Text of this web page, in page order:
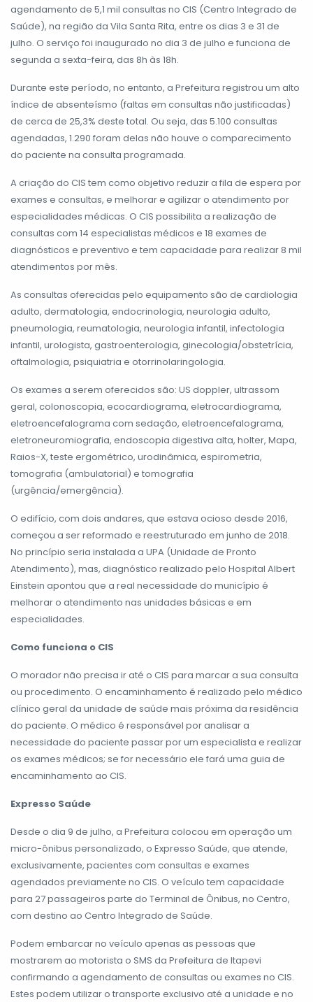
agendamento de 5,1 mil consultas no CIS (Centro Integrado de
Saúde), na região da Vila Santa Rita, entre os dias 3 e 31 de
julho. O serviço foi inaugurado no dia 3 de julho e funciona de
segunda a sexta-feira, das 8h às 18h.
Durante este período, no entanto, a Prefeitura registrou um alto
índice de absenteísmo (faltas em consultas não justificadas)
de cerca de 25,3% deste total. Ou seja, das 5.100 consultas
agendadas, 1.290 foram delas não houve o comparecimento
do paciente na consulta programada.
A criação do CIS tem como objetivo reduzir a fila de espera por
exames e consultas, e melhorar e agilizar o atendimento por
especialidades médicas. O CIS possibilita a realização de
consultas com 14 especialistas médicos e 18 exames de
diagnósticos e preventivo e tem capacidade para realizar 8 mil
atendimentos por mês.
As consultas oferecidas pelo equipamento são de cardiologia
adulto, dermatologia, endocrinologia, neurologia adulto,
pneumologia, reumatologia, neurologia infantil, infectologia
infantil, urologista, gastroenterologia, ginecologia/obstetrícia,
oftalmologia, psiquiatria e otorrinolaringologia.
Os exames a serem oferecidos são: US doppler, ultrassom
geral, colonoscopia, ecocardiograma, eletrocardiograma,
eletroencefalograma com sedação, eletroencefalograma,
eletroneuromiografia, endoscopia digestiva alta, holter, Mapa,
Raios-X, teste ergométrico, urodinâmica, espirometria,
tomografia (ambulatorial) e tomografia
(urgência/emergência).
O edifício, com dois andares, que estava ocioso desde 2016,
começou a ser reformado e reestruturado em junho de 2018.
No princípio seria instalada a UPA (Unidade de Pronto
Atendimento), mas, diagnóstico realizado pelo Hospital Albert
Einstein apontou que a real necessidade do município é
melhorar o atendimento nas unidades básicas e em
especialidades.
Como funciona o CIS
O morador não precisa ir até o CIS para marcar a sua consulta
ou procedimento. O encaminhamento é realizado pelo médico
clínico geral da unidade de saúde mais próxima da residência
do paciente. O médico é responsável por analisar a
necessidade do paciente passar por um especialista e realizar
os exames médicos; se for necessário ele fará uma guia de
encaminhamento ao CIS.
Expresso Saúde
Desde o dia 9 de julho, a Prefeitura colocou em operação um
micro-ônibus personalizado, o Expresso Saúde, que atende,
exclusivamente, pacientes com consultas e exames
agendados previamente no CIS. O veículo tem capacidade
para 27 passageiros parte do Terminal de Ônibus, no Centro,
com destino ao Centro Integrado de Saúde.
Podem embarcar no veículo apenas as pessoas que
mostrarem ao motorista o SMS da Prefeitura de Itapevi
confirmando a agendamento de consultas ou exames no CIS.
Estes podem utilizar o transporte exclusivo até a unidade e no